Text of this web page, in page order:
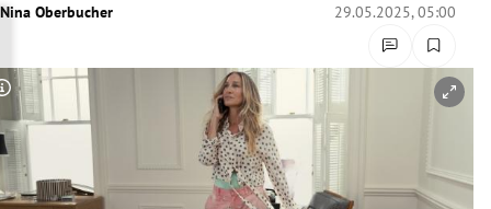
Untermenü
Untermenü
Untermenü
Untermenü
Nina Oberbucher 29.05.2025, 05:00
Copyright-Hinweis öffnen/schließen